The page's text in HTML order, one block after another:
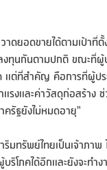
ดยอดขายได้ตามเป้าที่
ทุนกันตามปกติ ขณะที่
แต่ที่สำคัญ คือการที่ผู้ป
รงและค่าวัสดุก่อสร้า
รัฐยังไม่หมดอายุ”
ทรัพย์ไทยเป็นเจ้าภา
ริโภคได้อีกและยังจะท